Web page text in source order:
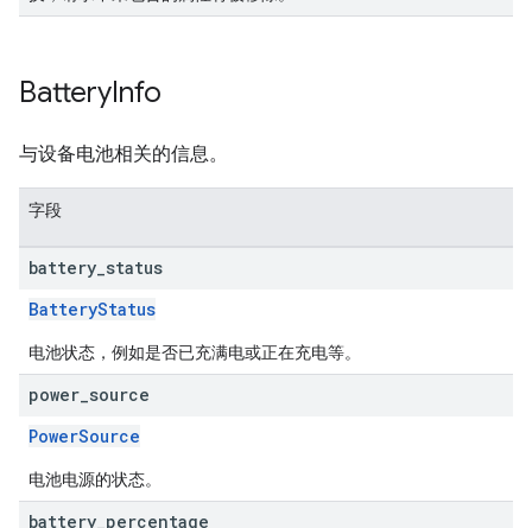
BatteryInfo
与设备电池相关的信息。
字段
battery status
BatteryStatus
电池状态，例如是否已充满电或正在充电等。
power source
PowerSource
电池电源的状态。
battery percentage